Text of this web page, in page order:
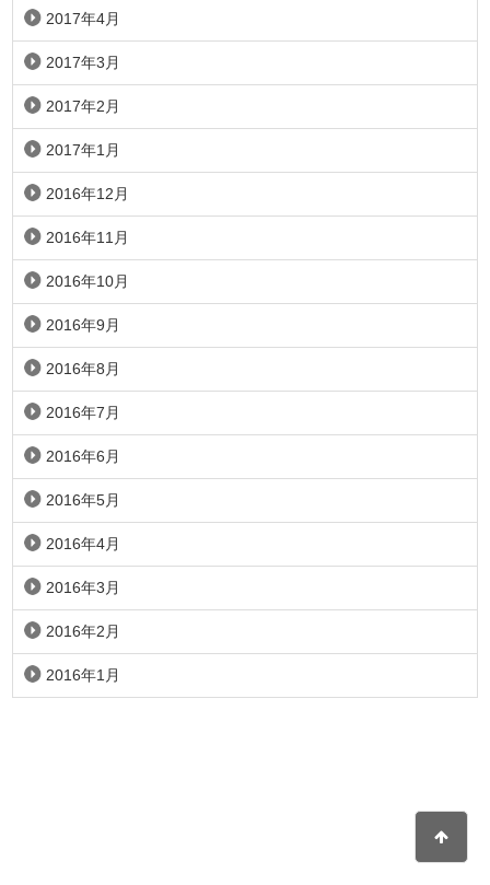
2017年4月
2017年3月
2017年2月
2017年1月
2016年12月
2016年11月
2016年10月
2016年9月
2016年8月
2016年7月
2016年6月
2016年5月
2016年4月
2016年3月
2016年2月
2016年1月